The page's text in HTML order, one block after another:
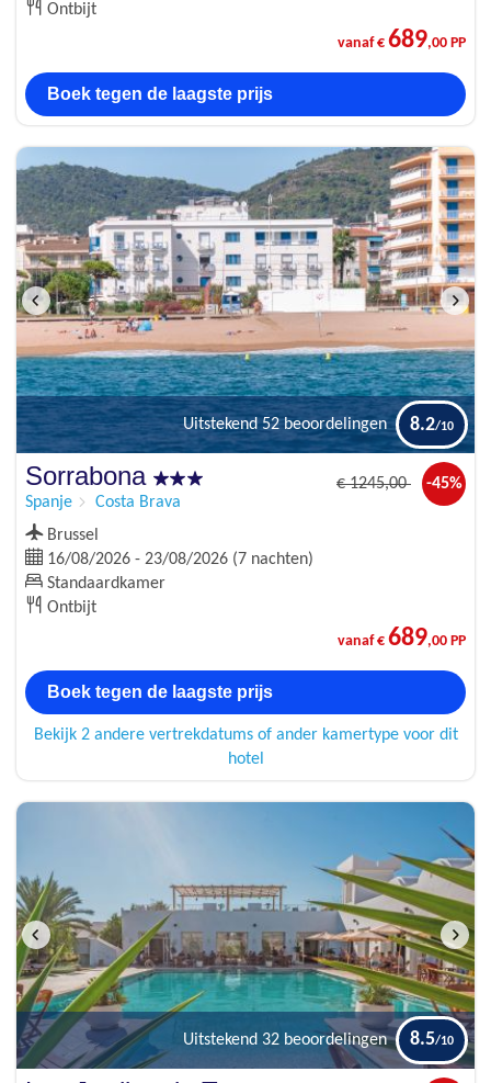
Ontbijt
vanaf € 689,00 PP
Boek tegen de laagste prijs
Uitstekend 52 beoordelingen 8.2
Sorrabona
Spanje Costa Brava
€1245,00 -45%
Brussel
16/08/2026 - 23/08/2026 (7 nachten)
Standaardkamer
Ontbijt
vanaf € 689,00 PP
Boek tegen de laagste prijs
Bekijk 2 andere vertrekdatums of ander kamertype voor dit
hotel
Uitstekend 32 beoordelingen 8.5